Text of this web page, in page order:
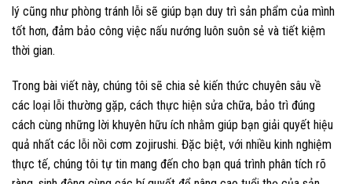
lý cũng như phòng tránh lỗi sẽ giúp bạn duy trì sản phẩm của mình
tốt hơn, đảm bảo công việc nấu nướng luôn suôn sẻ và tiết kiệm
thời gian.
Trong bài viết này, chúng tôi sẽ chia sẻ kiến thức chuyên sâu về
các loại lỗi thường gặp, cách thực hiện sửa chữa, bảo trì đúng
cách cùng những lời khuyên hữu ích nhằm giúp bạn giải quyết hiệu
quả nhất các lỗi nồi cơm zojirushi. Đặc biệt, với nhiều kinh nghiệm
thực tế, chúng tôi tự tin mang đến cho bạn quá trình phân tích rõ